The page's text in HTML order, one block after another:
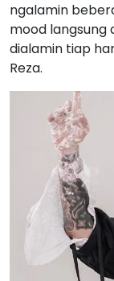
ngalamin
mood langsung
dialamin tiap
Reza.